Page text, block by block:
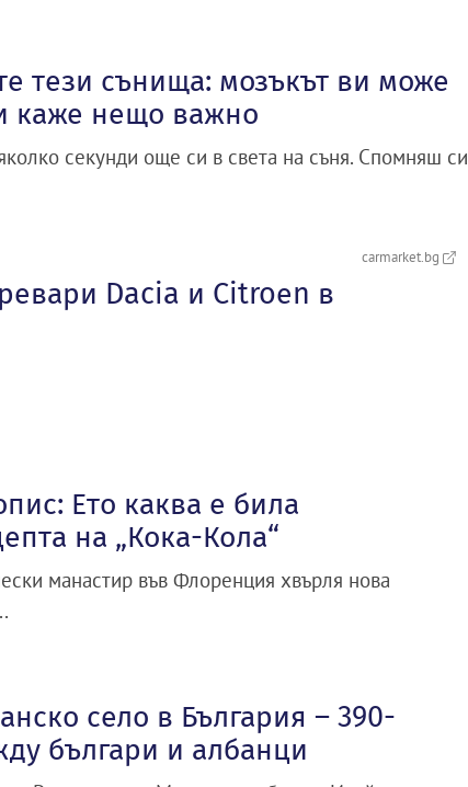
тези сънища: мозъкът ви може
каже нещо важно
секунди още си в света на съня. Спомняш си
carmarket.bg
Dacia и Citroеn в
Ето каква е била
на „Кока-Кола“
манастир във Флоренция хвърля нова
село в България – 390-
българи и албанци